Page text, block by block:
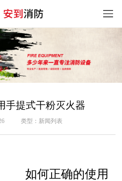
手提式干粉灭火器
类型：新闻列表
的使用